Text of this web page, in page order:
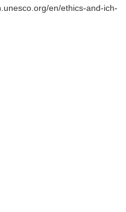
en/ethics-and-ich-